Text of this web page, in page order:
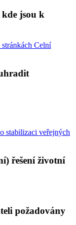
jsou k
Celní
stabilizaci veřejných
řešení životní
požadovány